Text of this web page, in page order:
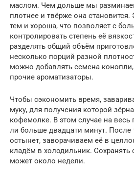
маслом. Чем дольше мы
плотнее и твёрже она становится.
тем и хороша, что позволяет с
контролировать степень её
разделять общий объём
несколько порций разной
можно добавлять семена конопли,
прочие ароматизаторы.
Чтобы сэкономить время,
муку, для получения которой
кофемолке. В этом случае на весь
ли больше двадцати минут. После
остынет, заворачиваем её в
кладём в холодильник. Сохранять
может около недели.